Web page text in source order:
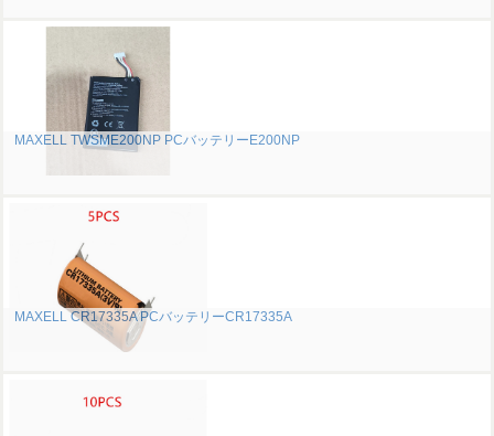
MAXELL TWSME200NP PCバッテリーE200NP
MAXELL CR17335A PCバッテリーCR17335A